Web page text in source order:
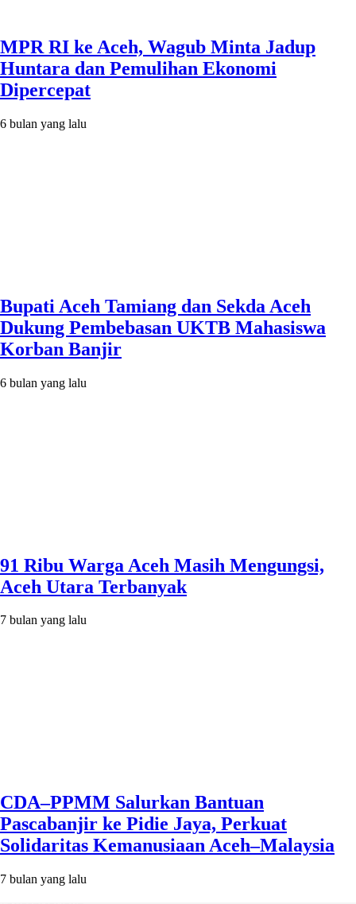
MPR RI ke Aceh, Wagub Minta Jadup
Huntara dan Pemulihan Ekonomi
Dipercepat
6 bulan yang lalu
Bupati Aceh Tamiang dan Sekda Aceh
Dukung Pembebasan UKTB Mahasiswa
Korban Banjir
6 bulan yang lalu
91 Ribu Warga Aceh Masih Mengungsi,
Aceh Utara Terbanyak
7 bulan yang lalu
CDA–PPMM Salurkan Bantuan
Pascabanjir ke Pidie Jaya, Perkuat
Solidaritas Kemanusiaan Aceh–Malaysia
7 bulan yang lalu